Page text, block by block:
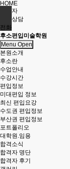
HOME
관리자
진학상담
전화
후소편입미술학원
Menu Open
본원소개
후소란
수업안내
수강시간
편입정보
미대편입 정보
최신 편입요강
수도권 편입정보
부산권 편입정보
포트폴리오
대학원.임용
합격소식
합격자 명단
합격자 후기